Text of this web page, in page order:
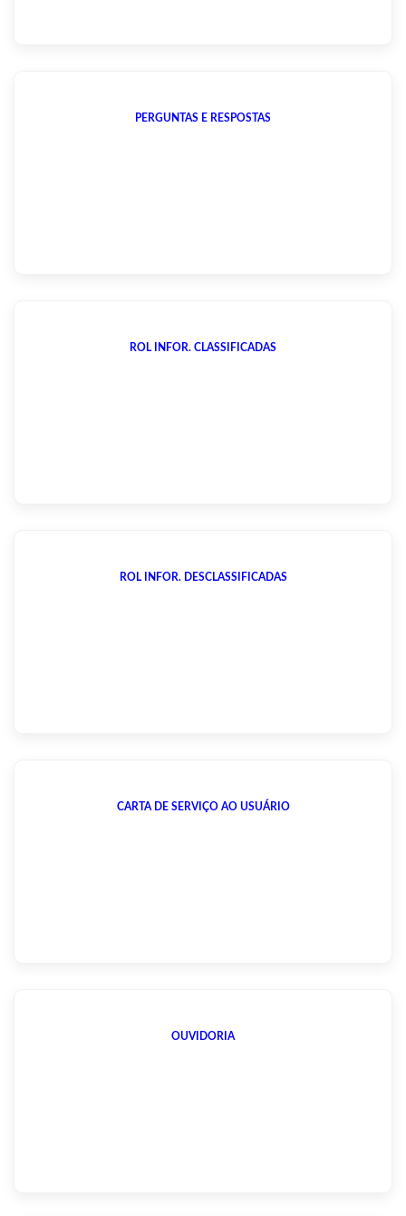
PERGUNTAS E RESPOSTAS
ROL INFOR. CLASSIFICADAS
ROL INFOR. DESCLASSIFICADAS
CARTA DE SERVIÇO AO USUÁRIO
OUVIDORIA